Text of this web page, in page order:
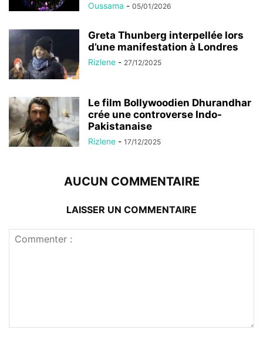
Oussama - 05/01/2026
Greta Thunberg interpellée lors
d’une manifestation à Londres
Rizlene - 27/12/2025
Le film Bollywoodien Dhurandhar
crée une controverse Indo-
Pakistanaise
Rizlene - 17/12/2025
AUCUN COMMENTAIRE
LAISSER UN COMMENTAIRE